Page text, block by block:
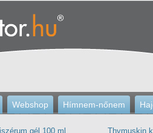
Webshop Hímnem-nőnem
gél 100 ml Thymuskin